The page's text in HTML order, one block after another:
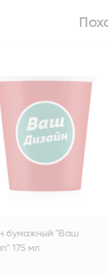
бумажный "Ваш
175 мл